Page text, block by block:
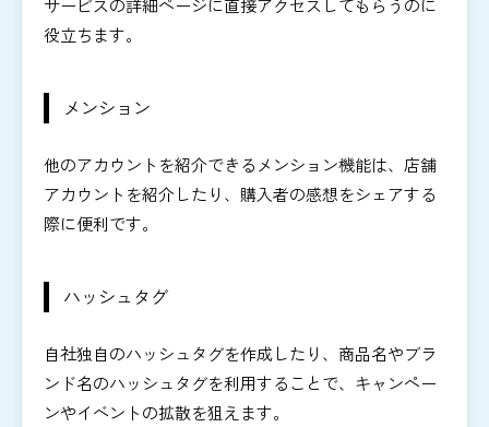
サービスの詳細ページに直接アクセスしてもらうのに
役立ちます。
メンション
他のアカウントを紹介できるメンション機能は、店舗
アカウントを紹介したり、購入者の感想をシェアする
際に便利です。
ハッシュタグ
自社独自のハッシュタグを作成したり、商品名やブラ
ンド名のハッシュタグを利用することで、キャンペー
ンやイベントの拡散を狙えます。